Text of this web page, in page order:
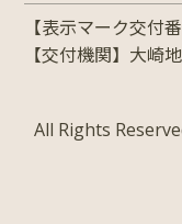
【表示マーク交付
【交付機関】大崎
All Rights